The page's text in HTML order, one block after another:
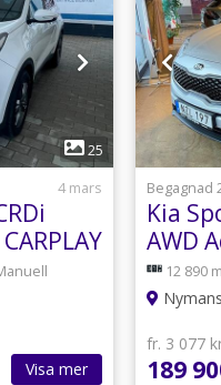
25
4 mars
Visa mer
Begagnad
Kia
AWD
12 890
fr. 3 077
189